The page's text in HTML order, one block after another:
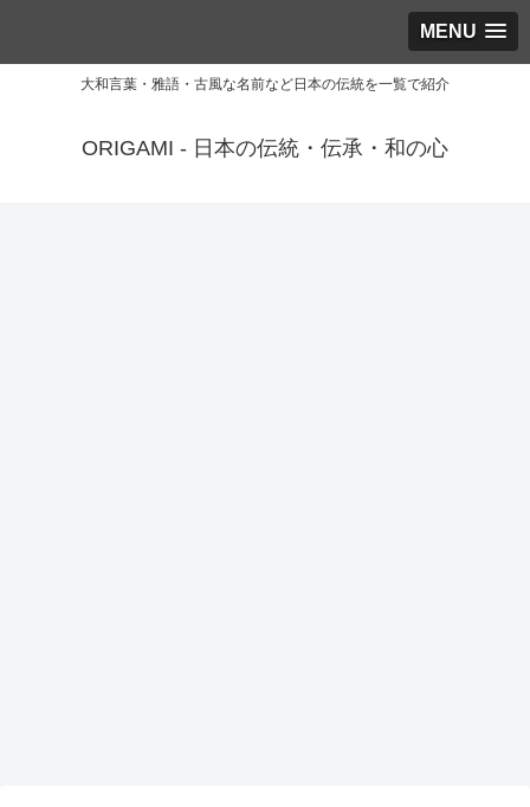
MENU
大和言葉・雅語・古風な名前など日本の伝統を一覧で紹介
ORIGAMI - 日本の伝統・伝承・和の心